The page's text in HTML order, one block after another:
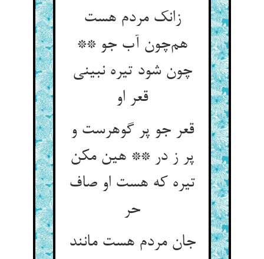
زانک مردم هست
هم‌چون آب جو **
چون شود تیره نبینی
قعر او
قعر جو پر گوهرست و
پر ز در ** هین مکن
تیره که هست او صاف
حر
جان مردم هست مانند